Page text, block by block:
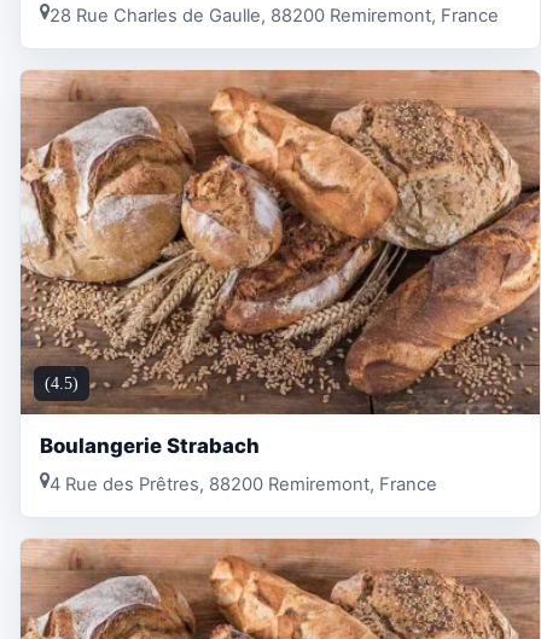
28 Rue Charles de Gaulle, 88200 Remiremont, France
(4.5)
Boulangerie Strabach
4 Rue des Prêtres, 88200 Remiremont, France